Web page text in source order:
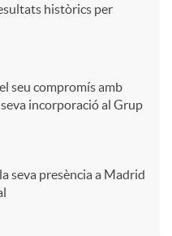
històrics per
seu compromís amb
incorporació al Grup
seva presència a Madrid